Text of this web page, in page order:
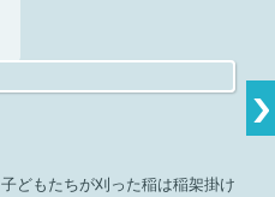
どもたちが刈った稲は稲架掛け